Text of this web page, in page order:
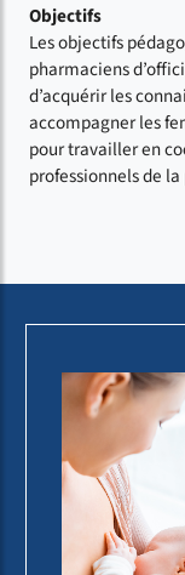
Objectifs
Les objectifs
pharmaciens
d’acquérir les
accompagner les
pour travailler en
professionnels de